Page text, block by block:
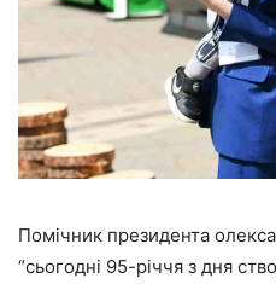
Помічник президента
“сьогодні 95-річчя з дня